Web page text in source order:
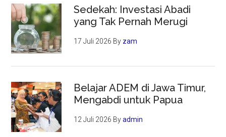
Sedekah: Investasi Abadi
yang Tak Pernah Merugi
17 Juli 2026 By zam
Belajar ADEM di Jawa Timur,
Mengabdi untuk Papua
12 Juli 2026 Byadmin